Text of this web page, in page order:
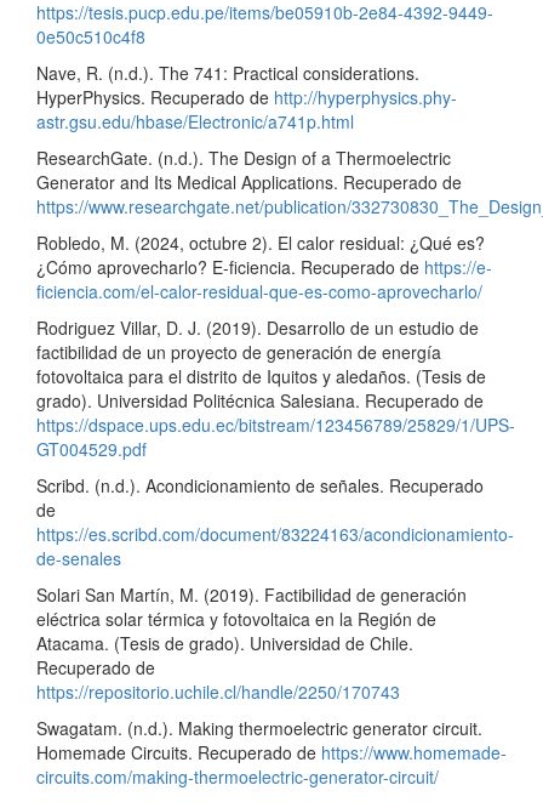
https://tesis.pucp.edu.pe/items/be05910b-2e84-4392-9449-
0e50c510c4f8
Nave, R. (n.d.). The 741: Practical considerations.
HyperPhysics. Recuperado de http://hyperphysics.phy-
astr.gsu.edu/hbase/Electronic/a741p.html
ResearchGate. (n.d.). The Design of a Thermoelectric
Generator and Its Medical Applications. Recuperado de
https://www.researchgate.net/publication/
Robledo, M. (2024, octubre 2). El calor residual: ¿Qué es?
¿Cómo aprovecharlo? E-ficiencia. Recuperado de https://e-
ficiencia.com/el-calor-residual-que-es-como-aprovecharlo/
Rodriguez Villar, D. J. (2019). Desarrollo de un estudio de
factibilidad de un proyecto de generación de energía
fotovoltaica para el distrito de Iquitos y aledaños. (Tesis de
grado). Universidad Politécnica Salesiana. Recuperado de
https://dspace.ups.edu.ec/bitstream/123456789/25829/1/UPS-
GT004529.pdf
Scribd. (n.d.). Acondicionamiento de señales. Recuperado
de
https://es.scribd.com/document/83224163/acondicionamiento-
de-senales
Solari San Martín, M. (2019). Factibilidad de generación
eléctrica solar térmica y fotovoltaica en la Región de
Atacama. (Tesis de grado). Universidad de Chile.
Recuperado de
https://repositorio.uchile.cl/handle/2250/170743
Swagatam. (n.d.). Making thermoelectric generator circuit.
Homemade Circuits. Recuperado de https://www.homemade-
circuits.com/making-thermoelectric-generator-circuit/